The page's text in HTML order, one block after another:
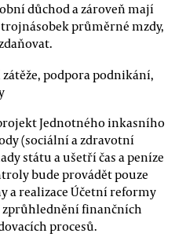
důchod a zároveň mají
průměrné mzdy,
podpora podnikání,
Jednotného inkasního
(sociální a zdravotní
státu a ušetří čas a peníze
bude provádět pouze
a realizace Účetní reformy
zprůhlednění finančních
procesů.